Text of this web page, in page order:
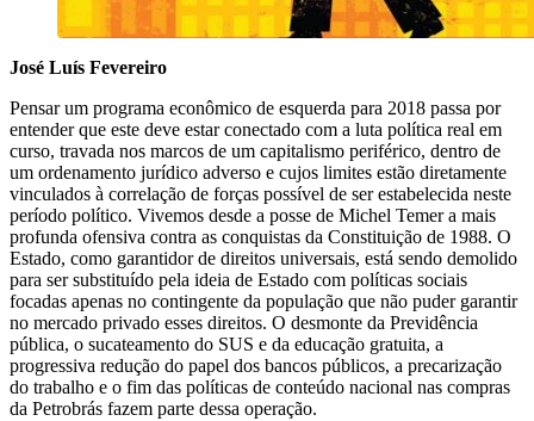
José Luís Fevereiro
Pensar um programa econômico de esquerda para 2018 passa por
entender que este deve estar conectado com a luta política real em
curso, travada nos marcos de um capitalismo periférico, dentro de
um ordenamento jurídico adverso e cujos limites estão diretamente
vinculados à correlação de forças possível de ser estabelecida neste
período político. Vivemos desde a posse de Michel Temer a mais
profunda ofensiva contra as conquistas da Constituição de 1988. O
Estado, como garantidor de direitos universais, está sendo demolido
para ser substituído pela ideia de Estado com políticas sociais
focadas apenas no contingente da população que não puder garantir
no mercado privado esses direitos. O desmonte da Previdência
pública, o sucateamento do SUS e da educação gratuita, a
progressiva redução do papel dos bancos públicos, a precarização
do trabalho e o fim das políticas de conteúdo nacional nas compras
da Petrobrás fazem parte dessa operação.